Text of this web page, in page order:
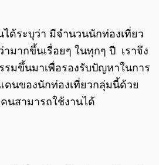
ได้ระบุว่า มีจำนวนนักท่องเที่ยว
ามากขึ้นเรื่อยๆ ในทุกๆ ปี เราจึง
รมขึ้นมาเพื่อรองรับปัญหาในการ
ดนของนักท่องเที่ยวกลุ่มนี้ด้วย
นสามารถใช้งานได้